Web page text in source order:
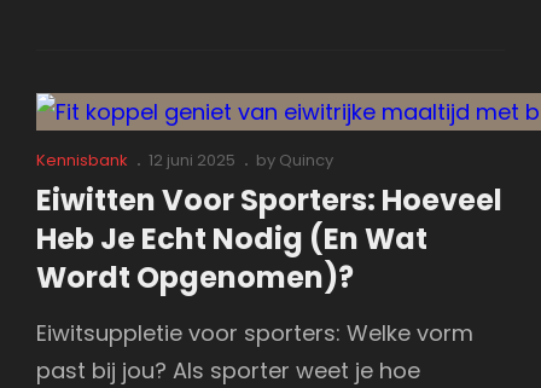
–
Verbeter
Je
Gripkracht
Met
Elke
Slok
Cat
Links
Kennisbank
Posted
on
12 juni 2025 by Quincy
Eiwitten Voor Sporters: Hoeveel
Heb Je Echt Nodig (En Wat
Wordt Opgenomen)?
Eiwitsuppletie voor sporters: Welke vorm
past bij jou? Als sporter weet je hoe